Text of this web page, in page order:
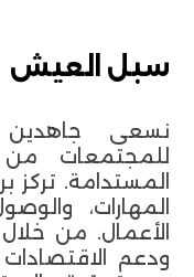
سبل العيش
نسعى جاهدين
للمجتمعات
المستدامة. تركز
المهارات،
الأعمال. من
ودعم الاقتصادات